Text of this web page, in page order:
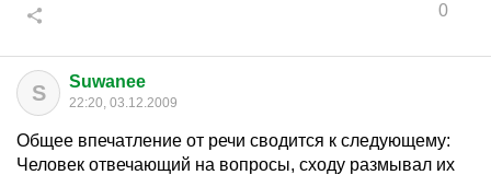
0
S Suwanee
22:20, 03.12.2009
Общее впечатление от речи сводится к следующему:
Человек отвечающий на вопросы, сходу размывал их